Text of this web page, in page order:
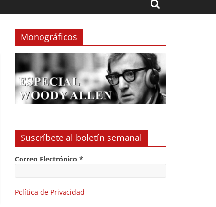
Monográficos
Suscríbete al boletín semanal
Correo Electrónico *
Política de Privacidad